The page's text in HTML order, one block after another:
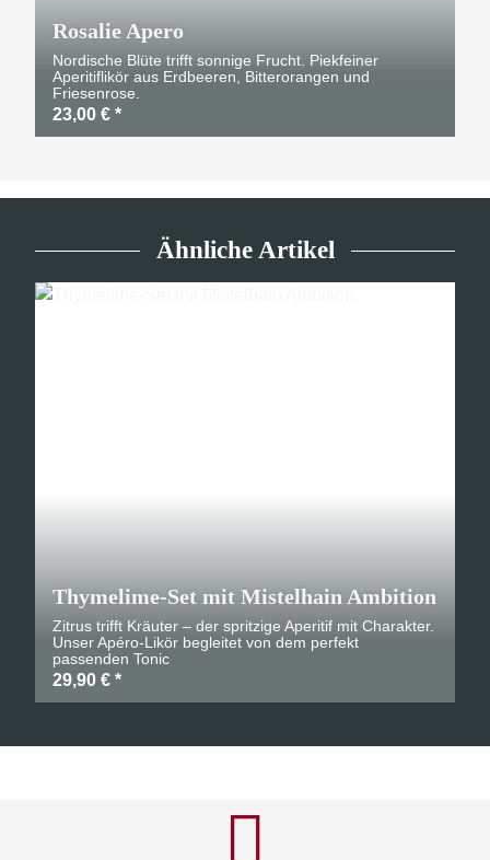
Rosalie Apero
Nordische Blüte trifft sonnige Frucht. Piekfeiner
Aperitiflikör aus Erdbeeren, Bitterorangen und
Friesenrose.
23,00 € *
Ähnliche Artikel
Thymelime-Set mit Mistelhain Ambition
Zitrus trifft Kräuter – der spritzige Aperitif mit Charakter.
Unser Apéro-Likör begleitet von dem perfekt
passenden Tonic
29,90 € *